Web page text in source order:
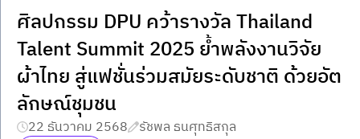
ศิลปกรรม DPU คว้ารางวัล Thailand
Talent Summit 2025 ย้ำพลังงานวิจัย
ผ้าไทย สู่แฟชั่นร่วมสมัยระดับชาติ ด้วยอัต
ลักษณ์ชุมชน
22 ธันวาคม 2568 รัชพล ธนศุทธิสกุล